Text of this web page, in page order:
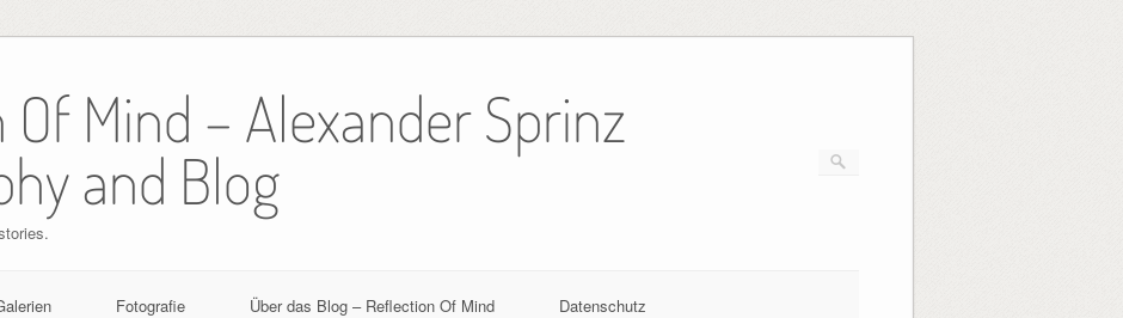
Mind – Alexander Sprinz
and Blog
Fotografie Über das Blog – Reflection Of Mind Datenschutz